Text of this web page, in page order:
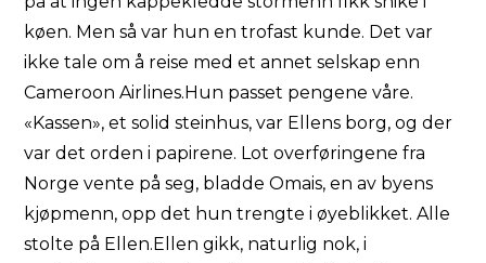
køen. Men så var hun en trofast kunde. Det var
ikke tale om å reise med et annet selskap enn
Cameroon Airlines.Hun passet pengene våre.
«Kassen», et solid steinhus, var Ellens borg, og der
var det orden i papirene. Lot overføringene fra
Norge vente på seg, bladde Omais, en av byens
kjøpmenn, opp det hun trengte i øyeblikket. Alle
stolte på Ellen.Ellen gikk, naturlig nok, i